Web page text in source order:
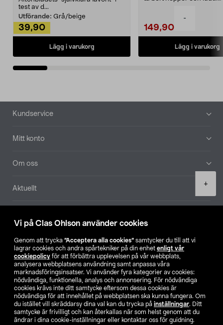
Vi på Clas Ohlson använder cookies
Genom att trycka ”Acceptera alla cookies” samtycker du till att vi
lagrar cookies och andra spårtekniker på din enhet enligt vår
cookiepolicy för att förbättra upplevelsen på vår webbplats,
analysera webbplatsens användning samt anpassa våra
marknadsföringsinsatser. Vi använder fyra kategorier av cookies:
nödvändiga, funktionella, analys och annonsering. För nödvändiga
cookies krävs inte ditt samtycke eftersom dessa cookies är
nödvändiga för att innehållet på webbplatsen ska kunna fungera. Om
du istället vill skräddarsy dina val kan du trycka på inställningar. Ditt
samtycke är frivilligt och kan återkallas när som helst genom att du
ändrar i dina cookie-inställningar eller kontaktar oss för guidning.
-
+
test av d...
Utförande: Grå/beige
39,90
Lägg i varukorg
149,90
Lägg i varukorg
Sidfot
Kundservice
Mitt konto
Om oss
Aktuellt
Hitta butik
SE NO FI